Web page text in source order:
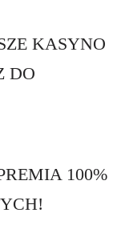
KASYNO
DO
100%